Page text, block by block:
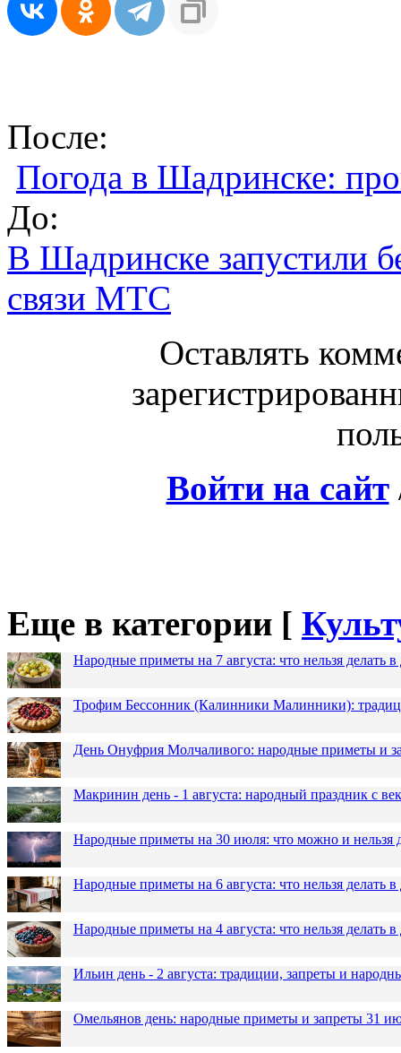
После:
Погода в Шадринске:
До:
В Шадринске запустили
связи МТС
Оставлять
Войти на сайт
Еще в категории [
Народные приметы на 7 августа: что нельзя делать
Трофим Бессонник (Калинники Малинники):
День Онуфрия Молчаливого: народные приметы и
Макринин день - 1 августа: народный праздник с
Народные приметы на 30 июля: что можно и нельзя
Народные приметы на 6 августа: что нельзя делать
Народные приметы на 4 августа: что нельзя
Ильин день - 2 августа: традиции, запреты и
Омельянов день: народные приметы и запреты 31